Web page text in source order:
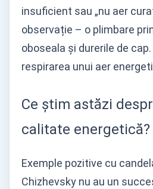
insuficient sau „nu aer
observație – o plimbare
oboseala și durerile de
respirarea unui aer
Ce știm astăzi
calitate energetică?
Exemple pozitive cu
Chizhevsky nu au un